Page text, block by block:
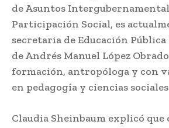
de Asuntos
Participación Social, es
secretaria de Educación
de Andrés Manuel López
formación, antropóloga y con
en pedagogía y ciencias
Claudia Sheinbaum explicó que